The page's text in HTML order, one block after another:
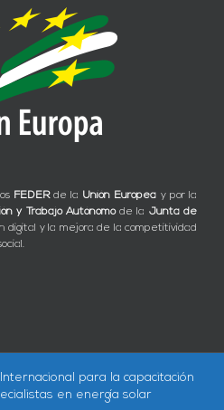
FEDERde la Unión Europea y por la
y Trabajo Autónomode la Junta de
digital y la mejora de la competitividad
para la capacitación
en energía solar